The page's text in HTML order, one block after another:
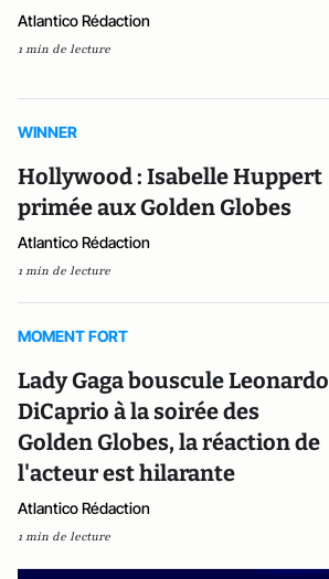
Atlantico Rédaction
1 min de lecture
WINNER
Hollywood : Isabelle Huppert
primée aux Golden Globes
Atlantico Rédaction
1 min de lecture
MOMENT FORT
Lady Gaga bouscule Leonardo
DiCaprio à la soirée des
Golden Globes, la réaction de
l'acteur est hilarante
Atlantico Rédaction
1 min de lecture